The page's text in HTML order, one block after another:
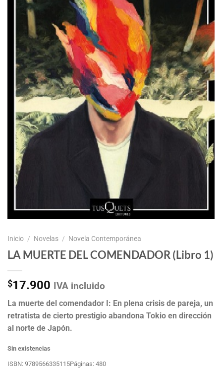
Inicio / Novelas / Novela Contemporánea
LA MUERTE DEL COMENDADOR (Libro 1)
$17.900 IVA incluido
La muerte del comendador I: En plena crisis de pareja, un
retratista de cierto prestigio abandona Tokio en dirección
al norte de Japón.
Sin existencias
ISBN: 9789566335115Páginas: 480